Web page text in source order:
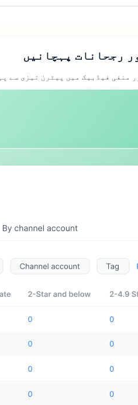
رجحانات پہچانیں
منفی فیڈبیک میں پیٹرن تیزی سے